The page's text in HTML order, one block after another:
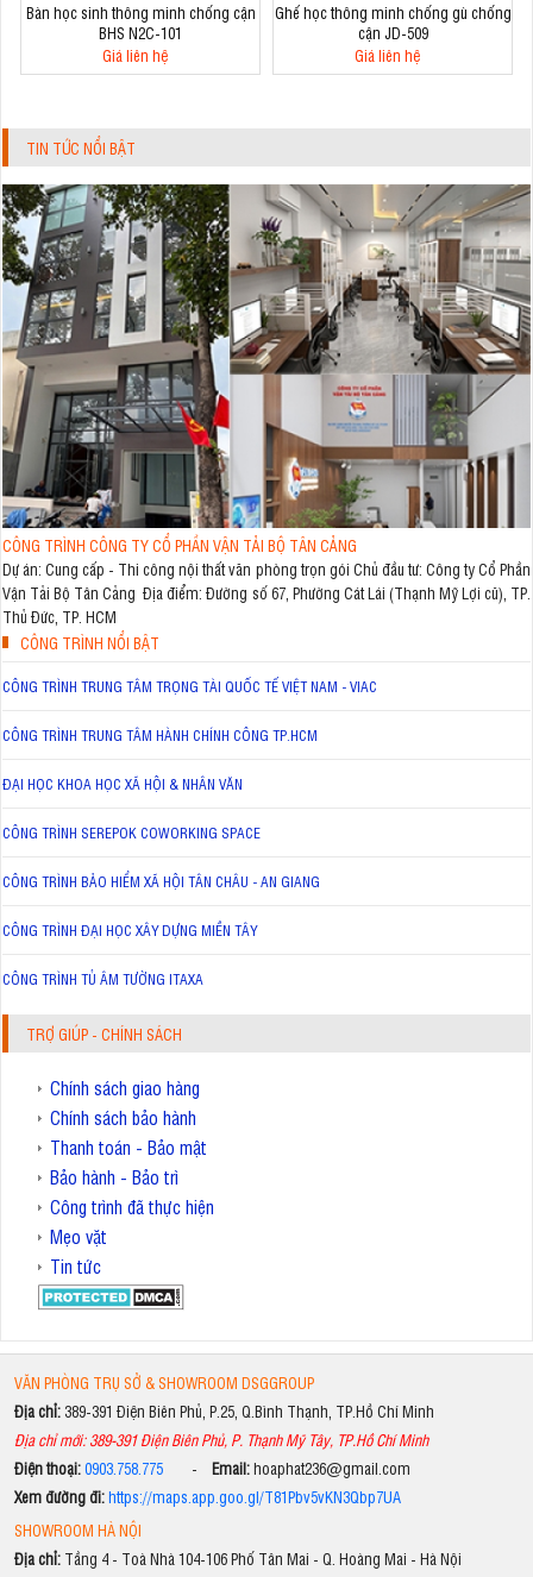
Bàn học sinh thông minh chống cận
BHS N2C-101
Giá liên hệ
Ghế học thông minh chống gù chống
cận JD-509
Giá liên hệ
TIN TỨC NỔI BẬT
CÔNG TRÌNH CÔNG TY CỔ PHẦN VẬN TẢI BỘ TÂN CẢNG
Dự án: Cung cấp - Thi công nội thất văn phòng trọn gói Chủ đầu tư: Công ty Cổ Phần
Vận Tải Bộ Tân Cảng Địa điểm: Đường số 67, Phường Cát Lái (Thạnh Mỹ Lợi cũ), TP.
Thủ Đức, TP. HCM
CÔNG TRÌNH NỔI BẬT
CÔNG TRÌNH TRUNG TÂM TRỌNG TÀI QUỐC TẾ VIỆT NAM - VIAC
CÔNG TRÌNH TRUNG TÂM HÀNH CHÍNH CÔNG TP.HCM
ĐẠI HỌC KHOA HỌC XÃ HỘI & NHÂN VĂN
CÔNG TRÌNH SEREPOK COWORKING SPACE
CÔNG TRÌNH BẢO HIỂM XÃ HỘI TÂN CHÂU - AN GIANG
CÔNG TRÌNH ĐẠI HỌC XÂY DỰNG MIỀN TÂY
CÔNG TRÌNH TỦ ÂM TƯỜNG ITAXA
TRỢ GIÚP - CHÍNH SÁCH
Chính sách giao hàng
Chính sách bảo hành
Thanh toán - Bảo mật
Bảo hành - Bảo trì
Công trình đã thực hiện
Mẹo vặt
Tin tức
VĂN PHÒNG TRỤ SỞ & SHOWROOM DSGGROUP
Địa chỉ: 389-391 Điện Biên Phủ, P.25, Q.Bình Thạnh, TP.Hồ Chí Minh
Địa chỉ mới: 389-391 Điện Biên Phủ, P. Thạnh Mỹ Tây, TP.Hồ Chí Minh
Điện thoại:0903.758.775- Email:hoaphat236@gmail.com
Xem đường đi:https://maps.app.goo.gl/T81Pbv5vKN3Qbp7UA
SHOWROOM HÀ NỘI
Địa chỉ:Tầng 4 - Toà Nhà 104-106 Phố Tân Mai - Q. Hoàng Mai - Hà Nội